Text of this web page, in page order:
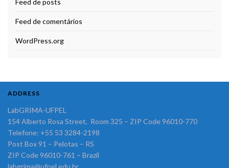
Feed de comentários
WordPress.org
ADDRESS
LabGRIMA-UFPEL
154 Alberto Rosa Street, Room 325 – ZIP Code 96010-770
Telefone: +55 53 3284-2198
Post Box 91 – Pelotas – RS
ZIP Code 96010-761 – Brazil
labgrima@ufpel.edu.br